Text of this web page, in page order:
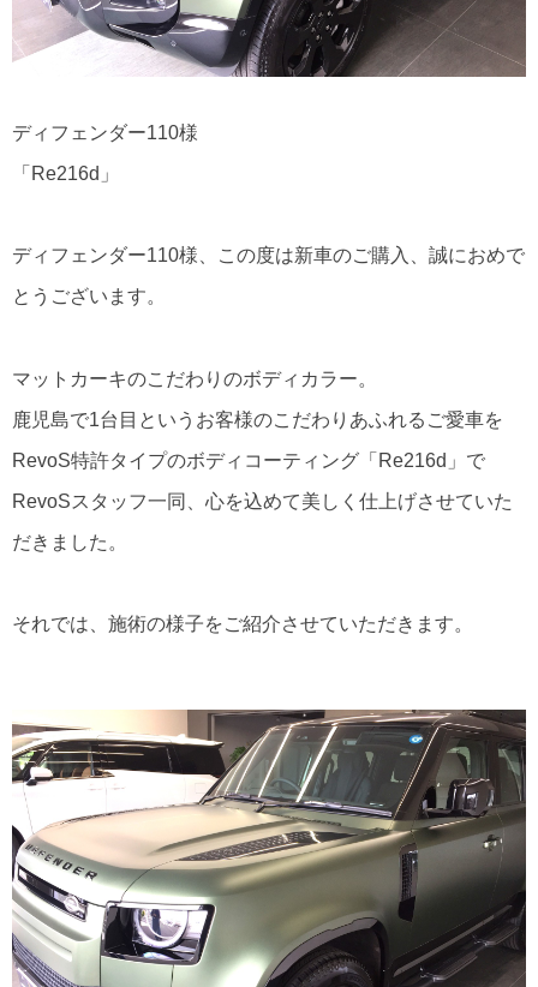
ディフェンダー110様
「Re216d」
ディフェンダー110様、この度は新車のご購入、誠におめで
とうございます。
マットカーキのこだわりのボディカラー。
鹿児島で1台目というお客様のこだわりあふれるご愛車を
RevoS特許タイプのボディコーティング「Re216d」で
RevoSスタッフ一同、心を込めて美しく仕上げさせていた
だきました。
それでは、施術の様子をご紹介させていただきます。